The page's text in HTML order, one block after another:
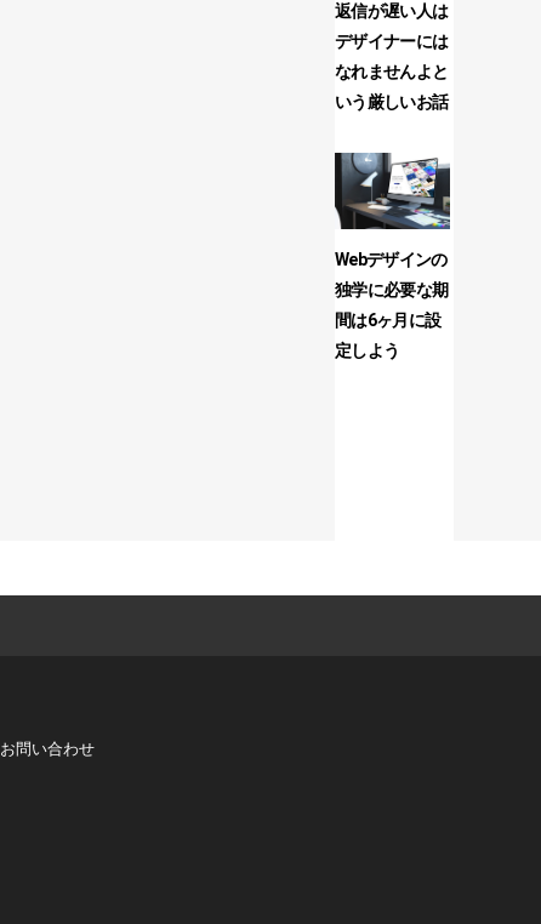
返信が遅い人は
デザイナーには
なれませんよと
いう厳しいお話
Webデザインの
独学に必要な期
間は6ヶ月に設
定しよう
お問い合わせ